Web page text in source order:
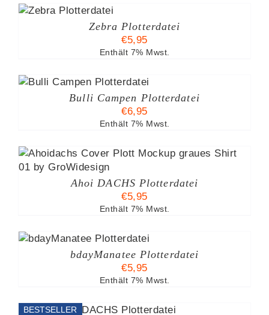
Zebra Plotterdatei
€5,95
Enthält 7% Mwst.
Bulli Campen Plotterdatei
€6,95
Enthält 7% Mwst.
Ahoi DACHS Plotterdatei
€5,95
Enthält 7% Mwst.
bdayManatee Plotterdatei
€5,95
Enthält 7% Mwst.
BESTSELLER